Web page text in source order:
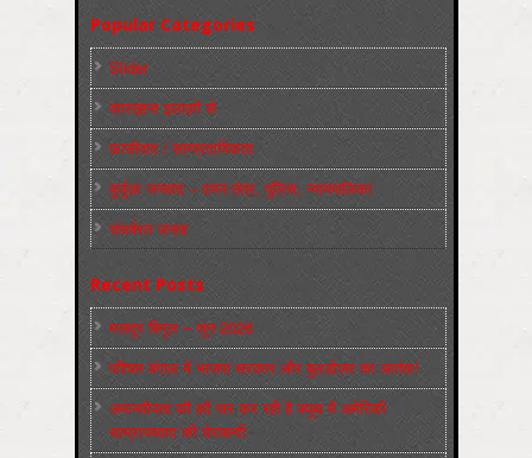
Popular Categories
Slider
कारख़ाना इलाक़ों से
फ़ासीवाद / साम्‍प्रदायिकता
बुर्जुआ जनवाद – दमन तंत्र, पुलिस, न्‍यायपालिका
संघर्षरत जनता
Recent Posts
मज़दूर बिगुल – जून 2026
पश्चिम बंगाल में भाजपा सरकार और बुलडोज़र का आतंक!
अमानवीयता की हदें पार कर रही है क्यूबा में अमेरिकी
साम्राज्यवाद की घेराबन्दी